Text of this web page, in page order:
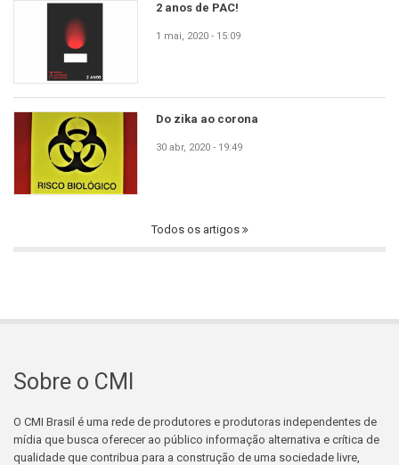
2 anos de PAC!
1 mai, 2020 - 15:09
Do zika ao corona
30 abr, 2020 - 19:49
Todos os artigos
Sobre o CMI
O CMI Brasil é uma rede de produtores e produtoras independentes de
mídia que busca oferecer ao público informação alternativa e crítica de
qualidade que contribua para a construção de uma sociedade livre,